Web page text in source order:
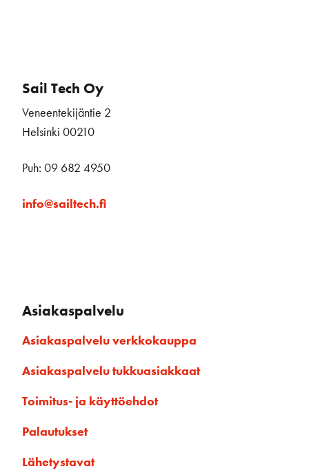
Sail Tech Oy
Veneentekijäntie 2
Helsinki 00210
Puh: 09 682 4950
info@sailtech.fi
Asiakaspalvelu
Asiakaspalvelu verkkokauppa
Asiakaspalvelu tukkuasiakkaat
Toimitus- ja käyttöehdot
Palautukset
Lähetystavat